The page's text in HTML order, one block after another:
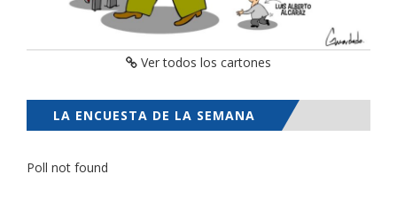
Ver todos los cartones
LA ENCUESTA DE LA SEMANA
Poll not found